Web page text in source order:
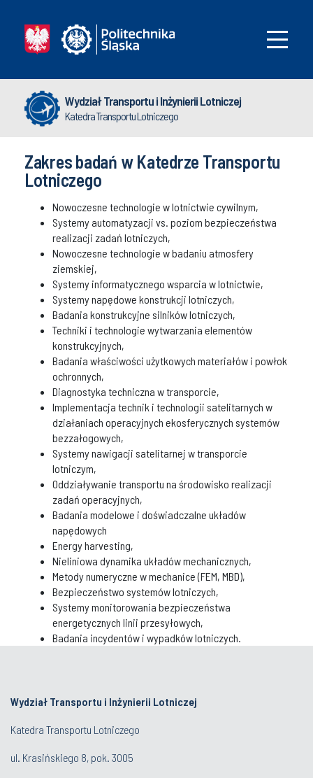
Wydział Transportu i Inżynierii Lotniczej
Katedra Transportu Lotniczego
Zakres badań w Katedrze Transportu
Lotniczego
Nowoczesne technologie w lotnictwie cywilnym,
Systemy automatyzacji vs. poziom bezpieczeństwa
realizacji zadań lotniczych,
Nowoczesne technologie w badaniu atmosfery
ziemskiej,
Systemy informatycznego wsparcia w lotnictwie,
Systemy napędowe konstrukcji lotniczych,
Badania konstrukcyjne silników lotniczych,
Techniki i technologie wytwarzania elementów
konstrukcyjnych,
Badania właściwości użytkowych materiałów i powłok
ochronnych,
Diagnostyka techniczna w transporcie,
Implementacja technik i technologii satelitarnych w
działaniach operacyjnych ekosferycznych systemów
bezzałogowych,
Systemy nawigacji satelitarnej w transporcie
lotniczym,
Oddziaływanie transportu na środowisko realizacji
zadań operacyjnych,
Badania modelowe i doświadczalne układów
napędowych
Energy harvesting,
Nieliniowa dynamika układów mechanicznych,
Metody numeryczne w mechanice (FEM, MBD),
Bezpieczeństwo systemów lotniczych,
Systemy monitorowania bezpieczeństwa
energetycznych linii przesyłowych,
Badania incydentów i wypadków lotniczych.
Wydział Transportu i Inżynierii Lotniczej
Katedra Transportu Lotniczego
ul. Krasińskiego 8, pok. 3005